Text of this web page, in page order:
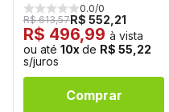
0.0/0
R$ 613,57R$ 552,21
R$ 496,99 à vista
ou até 10x de R$ 55,22
s/juros
Comprar